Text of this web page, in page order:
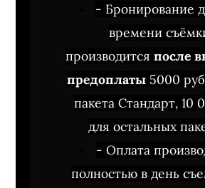
- Бронирование
времени
производится после
предоплаты 5000
пакета Стандарт, 10
для остальных
- Оплата
полностью в день